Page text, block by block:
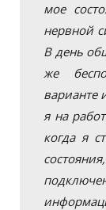
мое
нервной
В день
же
варианте
я на
когда я